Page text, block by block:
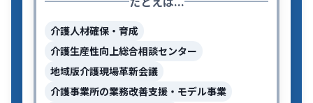
介護人材確保・育成
介護生産性向上総合相談センター
地域版介護現場革新会議
介護事業所の業務改善支援・モデル事業